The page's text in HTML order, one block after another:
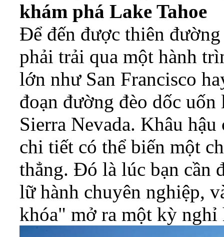
khám phá Lake Tahoe
Để đến được thiên
phải trải qua một hành
lớn như San Francisco
đoạn đường đèo dốc
Sierra Nevada. Khâu
chi tiết có thể biến một
thẳng. Đó là lúc bạn cần
lữ hành chuyên nghiệp,
khóa" mở ra một kỳ nghỉ